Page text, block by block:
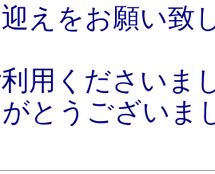
えをお願い致
用くださいま
とうございま